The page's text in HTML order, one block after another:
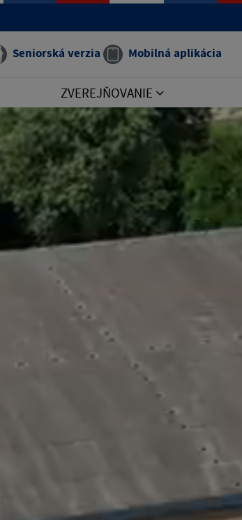
Seniorská verzia Mobilná aplikácia
ZVEREJŇOVANIE